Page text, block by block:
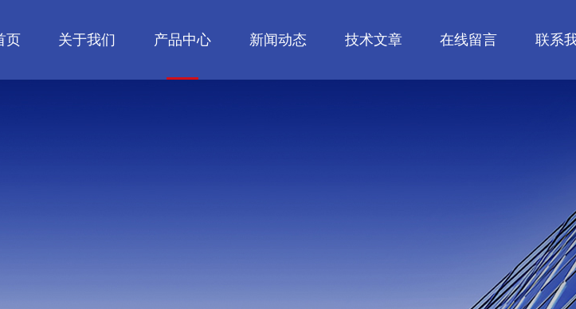
页 关于我们 产品中心 新闻动态 技术文章 在线留言 联系